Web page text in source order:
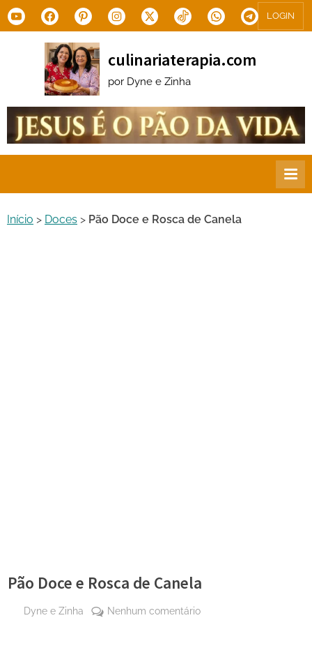
Skip
to
YoutubeFacebookPinterestInstagram
X.com Tiktok WhatsAppTelegram
LOGIN
culinariaterapia.com
por Dyne e Zinha
Início > Doces > Pão Doce e Rosca de Canela
Pão Doce e Rosca de Canela
By
Dyne e Zinha Nenhum comentárioem